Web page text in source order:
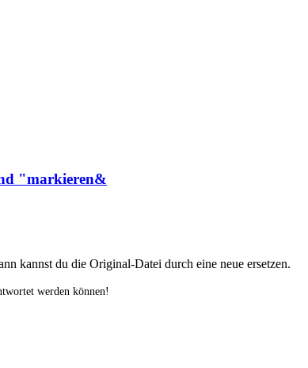
"markieren&
kannst du die Original-Datei durch eine neue ersetzen.
werden können!